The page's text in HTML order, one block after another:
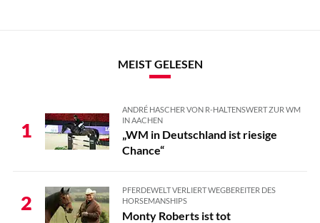
MEIST GELESEN
1
ANDRÉ HASCHER VON R-HALTENSWERT ZUR WM
IN AACHEN
„WM in Deutschland ist riesige
Chance“
2
PFERDEWELT VERLIERT WEGBEREITER DES
HORSEMANSHIPS
Monty Roberts ist tot